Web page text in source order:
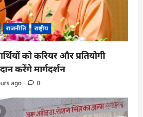
राजनीति राष्ट्रीय
को करियर और प्रतियोगी
करेंगे मार्गदर्शन
ago 0